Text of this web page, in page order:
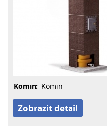
Komín: Komín
Zobrazit detail